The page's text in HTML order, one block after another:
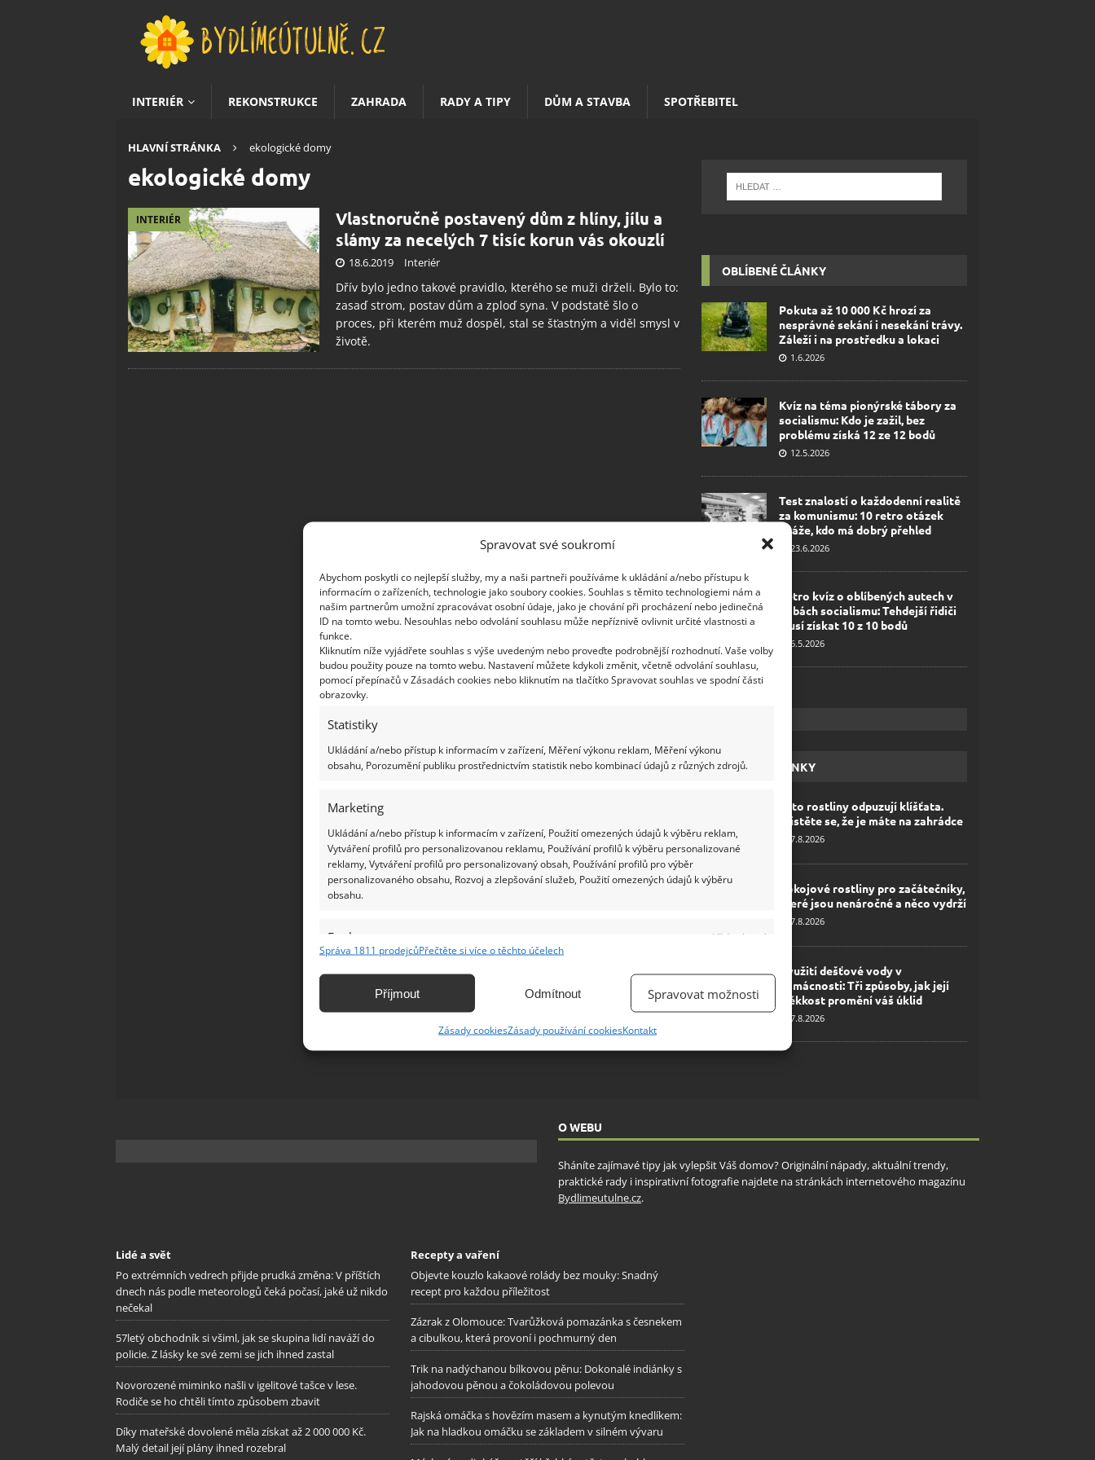
Spravovat své soukromí
Abychom poskytli co nejlepší služby, my a naši partneři používáme k ukládání a/nebo přístupu k
informacím o zařízeních, technologie jako soubory cookies. Souhlas s těmito technologiemi nám a
našim partnerům umožní zpracovávat osobní údaje, jako je chování při procházení nebo jedinečná
ID na tomto webu. Nesouhlas nebo odvolání souhlasu může nepříznivě ovlivnit určité vlastnosti a
funkce.
Kliknutím níže vyjádřete souhlas s výše uvedeným nebo proveďte podrobnější rozhodnutí. Vaše volby
budou použity pouze na tomto webu. Nastavení můžete kdykoli změnit, včetně odvolání souhlasu,
pomocí přepínačů v Zásadách cookies nebo kliknutím na tlačítko Spravovat souhlas ve spodní části
obrazovky.
Statistiky
Ukládání a/nebo přístup k informacím v zařízení, Měření výkonu reklam, Měření výkonu
obsahu, Porozumění publiku prostřednictvím statistik nebo kombinací údajů z různých zdrojů.
Marketing
Ukládání a/nebo přístup k informacím v zařízení, Použití omezených údajů k výběru reklam,
Vytváření profilů pro personalizovanou reklamu, Používání profilů k výběru personalizované
reklamy, Vytváření profilů pro personalizovaný obsah, Používání profilů pro výběr
personalizovaného obsahu, Rozvoj a zlepšování služeb, Použití omezených údajů k výběru
obsahu.
Funkce
Vždy aktivní
Identifikace zařízení na základě automaticky přenášených informací.
základě aktivně vyžádaných informací.
Ukládání a sdělování voleb ochrany osobních údajů.
Správa 1811 prodejcůPřečtěte si více o těchto účelech
Příjmout Odmítnout Spravovat možnosti
Zásady cookiesZásady používání cookiesKontakt
INTERIÉR REKONSTRUKCE ZAHRADA RADY A TIPY DŮM A STAVBA SPOTŘEBITEL
HLAVNÍ STRÁNKA ekologické domy
ekologické domy
INTERIÉR
Vlastnoručně postavený dům z hlíny, jílu a
slámy za necelých 7 tisíc korun vás okouzlí
18.6.2019 Interiér
Dřív bylo jedno takové pravidlo, kterého se muži drželi. Bylo to:
zasaď strom, postav dům a zploď syna. V podstatě šlo o
proces, při kterém muž dospěl, stal se šťastným a viděl smysl v
životě.
OBLÍBENÉ ČLÁNKY
Pokuta až 10 000 Kč hrozí za
nesprávné sekání i nesekání trávy.
Záleží i na prostředku a lokaci
1.6.2026
Kvíz na téma pionýrské tábory za
socialismu: Kdo je zažil, bez
problému získá 12 ze 12 bodů
12.5.2026
Test znalostí o každodenní realitě
za komunismu: 10 retro otázek
ukáže, kdo má dobrý přehled
23.6.2026
Retro kvíz o oblíbených autech v
dobách socialismu: Tehdejší řidiči
musí získat 10 z 10 bodů
6.5.2026
ŽHAVÉ NOVINKY
Tyto rostliny odpuzují klíšťata.
Ujistěte se, že je máte na zahrádce
7.8.2026
Pokojové rostliny pro začátečníky,
které jsou nenáročné a něco vydrží
7.8.2026
Využití dešťové vody v
domácnosti: Tři způsoby, jak její
měkkost promění váš úklid
7.8.2026
O WEBU
Sháníte zajímavé tipy jak vylepšit Váš domov? Originální nápady, aktuální trendy,
praktické rady i inspirativní fotografie najdete na stránkách internetového magazínu
Bydlimeutulne.cz.
Lidé a svět
Po extrémních vedrech přijde prudká změna: V příštích
dnech nás podle meteorologů čeká počasí, jaké už nikdo
nečekal
57letý obchodník si všiml, jak se skupina lidí naváží do
policie. Z lásky ke své zemi se jich ihned zastal
Novorozené miminko našli v igelitové tašce v lese.
Rodiče se ho chtěli tímto způsobem zbavit
Díky mateřské dovolené měla získat až 2 000 000 Kč.
Malý detail její plány ihned rozebral
Recepty a vaření
Objevte kouzlo kakaové rolády bez mouky: Snadný
recept pro každou příležitost
Zázrak z Olomouce: Tvarůžková pomazánka s česnekem
a cibulkou, která provoní i pochmurný den
Trik na nadýchanou bílkovou pěnu: Dokonalé indiánky s
jahodovou pěnou a čokoládovou polevou
Rajská omáčka s hovězím masem a kynutým knedlíkem:
Jak na hladkou omáčku se základem v silném vývaru